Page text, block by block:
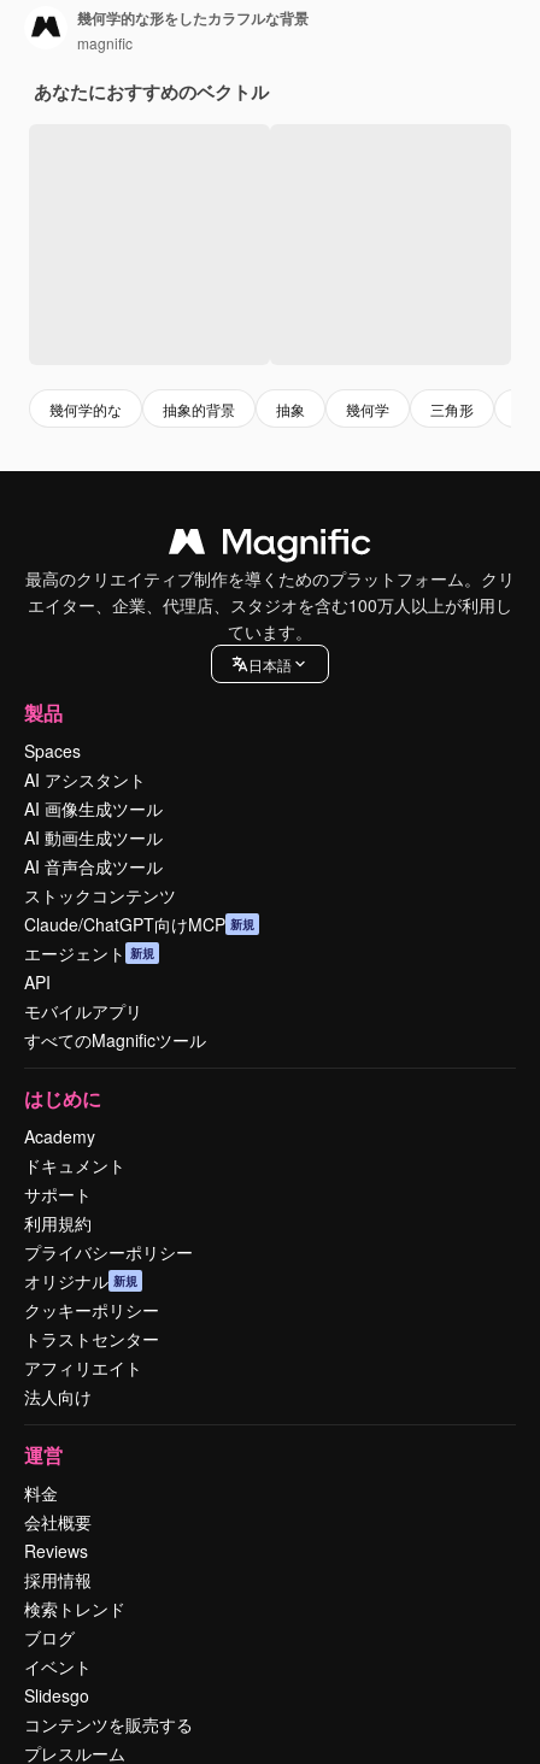
幾何学的な形をしたカラフルな背景
magnific
あなたにおすすめのベクトル
幾何学的な 抽象的背景 抽象 幾何学 三角形
最高のクリエイティブ制作を導くためのプラットフォーム。クリ
エイター、企業、代理店、スタジオを含む100万人以上が利用し
ています。
日本語
製品
Spaces
AI アシスタント
AI 画像生成ツール
AI 動画生成ツール
AI 音声合成ツール
ストックコンテンツ
Claude/ChatGPT向けMCP 新規
エージェント 新規
API
モバイルアプリ
すべてのMagnificツール
はじめに
Academy
ドキュメント
サポート
利用規約
プライバシーポリシー
オリジナル 新規
クッキーポリシー
トラストセンター
アフィリエイト
法人向け
運営
料金
会社概要
Reviews
採用情報
検索トレンド
ブログ
イベント
Slidesgo
コンテンツを販売する
プレスルーム